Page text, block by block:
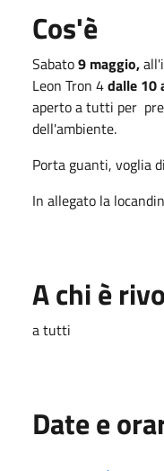
Cos'è
Sabato9 maggio,
Leon Tron 4dalle 10
aperto a tutti per
dell'ambiente.
Porta guanti, voglia
In allegato la
A chi è
a tutti
Date e